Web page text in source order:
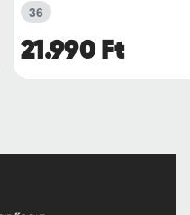
21.990 Ft
36